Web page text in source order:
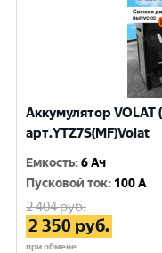
Аккумулятор VOLAT
арт.YTZ7S(MF)Volat
Емкость:6 Ач
Пусковой ток: 100 A
2 404руб.
2 350 руб.
при обмене